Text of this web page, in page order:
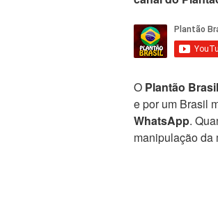
O Plantão Brasil
e por um Brasil
WhatsApp.
manipulação da